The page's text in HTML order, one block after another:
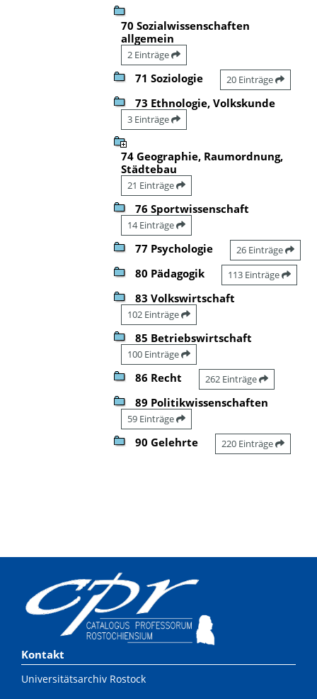
70 Sozialwissenschaften
allgemein
2 Einträge
71 Soziologie 20 Einträge
73 Ethnologie, Volkskunde
3 Einträge
74 Geographie, Raumordnung,
Städtebau
21 Einträge
76 Sportwissenschaft
14 Einträge
77 Psychologie 26 Einträge
80 Pädagogik 113 Einträge
83 Volkswirtschaft
102 Einträge
85 Betriebswirtschaft
100 Einträge
86 Recht 262 Einträge
89 Politikwissenschaften
59 Einträge
90 Gelehrte 220 Einträge
Kontakt
Universitätsarchiv Rostock